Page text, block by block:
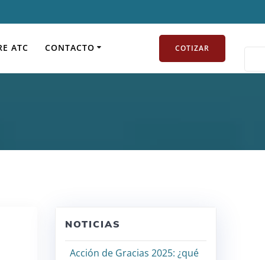
ATC CONTACTO COTIZAR
de España
NOTICIAS
Acción de Gracias 2025: ¿qué